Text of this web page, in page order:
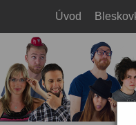
Úvod